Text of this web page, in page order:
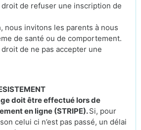
droit de refuser une inscription de
nous invitons les parents à nous
de santé ou de comportement.
droit de ne pas accepter une
doit être effectué lors de
en ligne (STRIPE).Si, pour
celui ci n’est pas passé, un délai